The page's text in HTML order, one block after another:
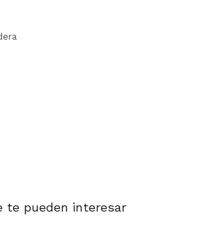
te pueden interesar